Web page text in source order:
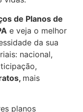
de Planos de
e veja o melhor
da sua
nacional,
mais
planos